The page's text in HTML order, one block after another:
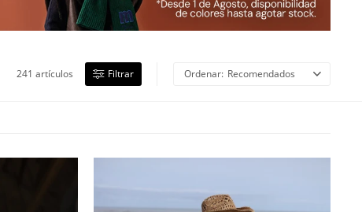
241 artículos Recomendados